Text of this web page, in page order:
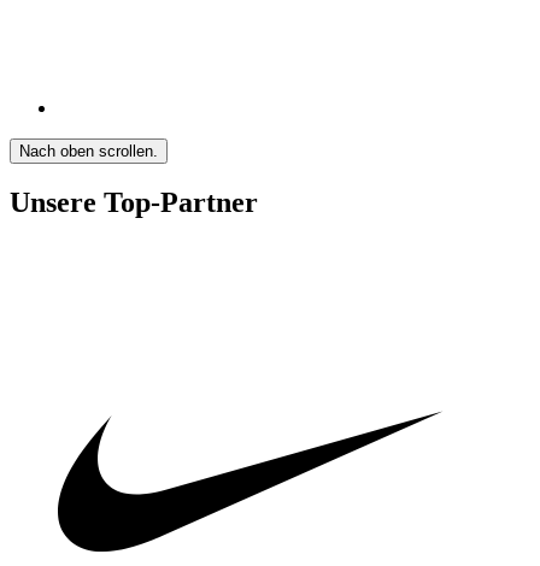
Nach oben scrollen.
Unsere Top-Partner